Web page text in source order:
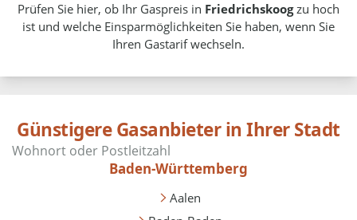
Prüfen Sie hier, ob Ihr Gaspreis in Friedrichskoogzu hoch
ist und welche Einsparmöglichkeiten Sie haben, wenn Sie
Ihren Gastarif wechseln.
Günstigere Gasanbieter in Ihrer Stadt
Baden-Württemberg
Aalen